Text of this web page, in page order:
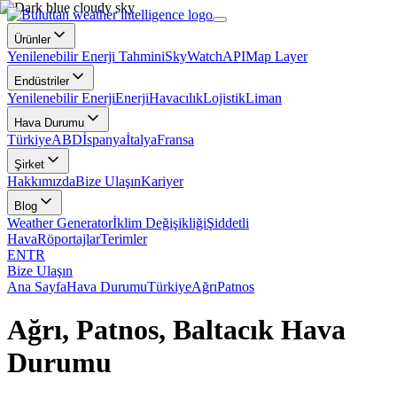
Ürünler
Yenilenebilir Enerji TahminiSkyWatchAPIMap Layer
Endüstriler
Yenilenebilir EnerjiEnerjiHavacılıkLojistikLiman
Hava Durumu
TürkiyeABDİspanyaİtalyaFransa
Şirket
HakkımızdaBize UlaşınKariyer
Blog
Weather Generatorİklim DeğişikliğiŞiddetli
HavaRöportajlarTerimler
ENTR
Bize Ulaşın
Ana SayfaHava DurumuTürkiyeAğrıPatnos
Ağrı, Patnos, Baltacık Hava
Durumu